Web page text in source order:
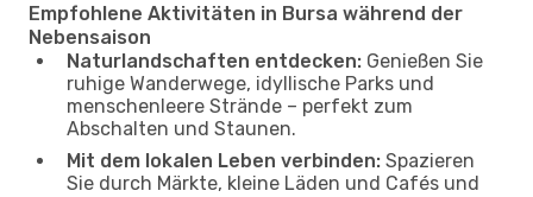
Empfohlene Aktivitäten in Bursa während der
Nebensaison
Naturlandschaften entdecken: Genießen Sie
ruhige Wanderwege, idyllische Parks und
menschenleere Strände – perfekt zum
Abschalten und Staunen.
Mit dem lokalen Leben verbinden: Spazieren
Sie durch Märkte, kleine Läden und Cafés und